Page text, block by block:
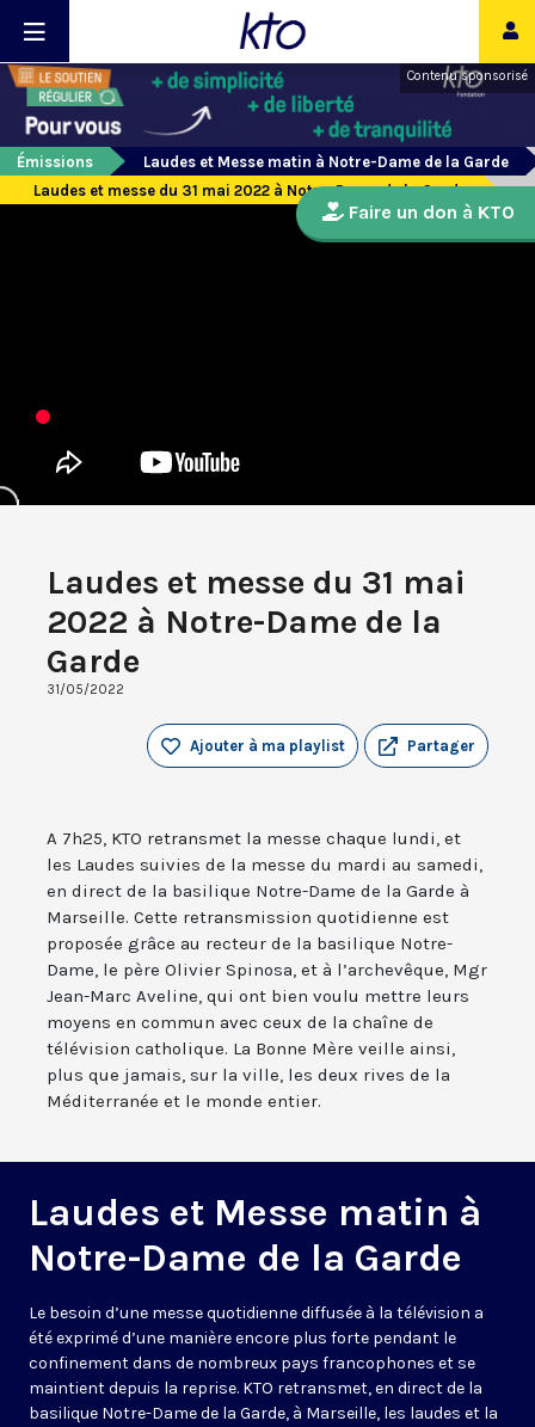
Contenu sponsorisé
Émissions
Laudes et Messe matin à Notre-Dame de la Garde
Laudes et messe du 31 mai 2022 à Notre-Dame de la Garde
Laudes et messe du 31 mai
2022 à Notre-Dame de la
Garde
31/05/2022
Partager
Ajouter à ma playlist
A 7h25, KTO retransmet la messe chaque lundi, et
les Laudes suivies de la messe du mardi au samedi,
en direct de la basilique Notre-Dame de la Garde à
Marseille. Cette retransmission quotidienne est
proposée grâce au recteur de la basilique Notre-
Dame, le père Olivier Spinosa, et à l’archevêque, Mgr
Jean-Marc Aveline, qui ont bien voulu mettre leurs
moyens en commun avec ceux de la chaîne de
télévision catholique. La Bonne Mère veille ainsi,
plus que jamais, sur la ville, les deux rives de la
Méditerranée et le monde entier.
Laudes et Messe matin à
Notre-Dame de la Garde
Le besoin d’une messe quotidienne diffusée à la télévision a
été exprimé d’une manière encore plus forte pendant le
confinement dans de nombreux pays francophones et se
maintient depuis la reprise. KTO retransmet, en direct de la
basilique Notre-Dame de la Garde, à Marseille, les laudes et la
Faire un don à KTO